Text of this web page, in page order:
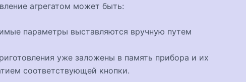
агрегатом может быть:
параметры выставляются вручную путем
уже заложены в память прибора и их
соответствующей кнопки.